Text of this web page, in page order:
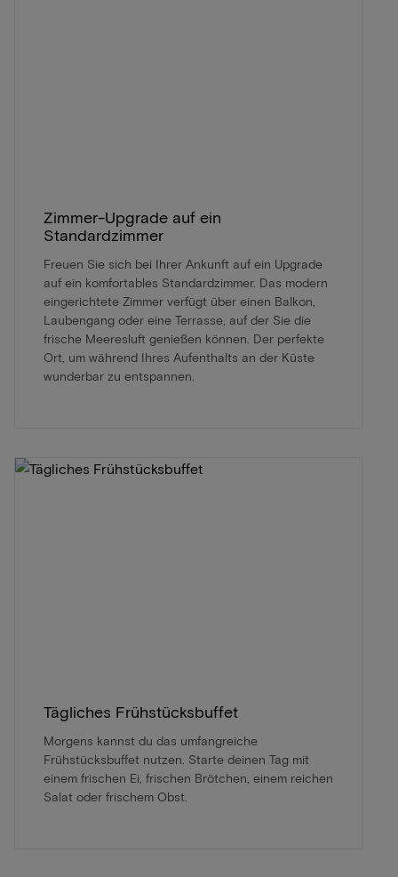
Zimmer-Upgrade auf ein
Standardzimmer
Freuen Sie sich bei Ihrer Ankunft auf ein Upgrade
auf ein komfortables Standardzimmer. Das modern
eingerichtete Zimmer verfügt über einen Balkon,
Laubengang oder eine Terrasse, auf der Sie die
frische Meeresluft genießen können. Der perfekte
Ort, um während Ihres Aufenthalts an der Küste
wunderbar zu entspannen.
Tägliches Frühstücksbuffet
Morgens kannst du das umfangreiche
Frühstücksbuffet nutzen. Starte deinen Tag mit
einem frischen Ei, frischen Brötchen, einem reichen
Salat oder frischem Obst.